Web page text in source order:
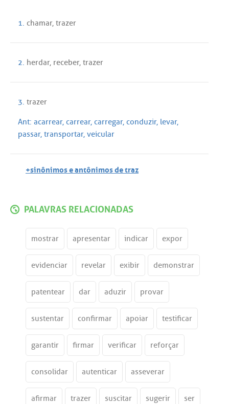
1. chamar, trazer
2. herdar, receber, trazer
3. trazer
Ant: acarrear, carrear, carregar, conduzir, levar,
passar, transportar, veicular
+sinônimos e antônimos de traz
PALAVRAS RELACIONADAS
mostrar apresentar indicar expor
evidenciar revelar exibir demonstrar
patentear dar aduzir provar
sustentar confirmar apoiar testificar
garantir firmar verificar reforçar
consolidar autenticar asseverar
afirmar trazer suscitar sugerir ser